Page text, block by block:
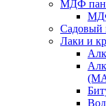
МДФ
Садовый
Лаки и